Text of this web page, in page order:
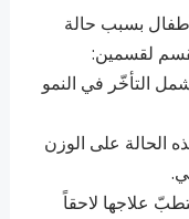
بسبب حالة
لقسمين:
التأخّر في النمو
الحالة على الوزن
علاجها لاحقاً